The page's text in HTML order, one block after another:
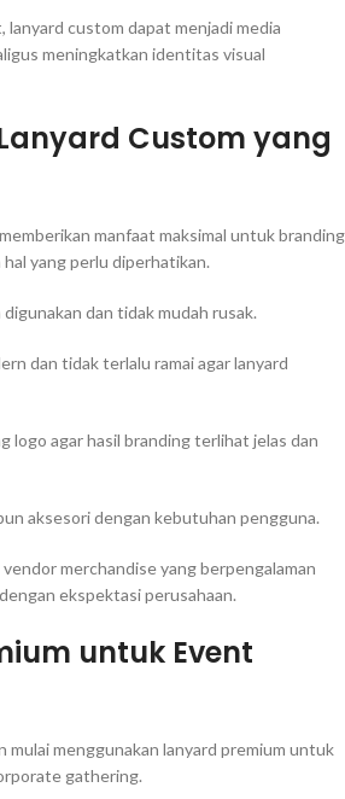
lanyard custom dapat menjadi media
meningkatkan identitas visual
Custom yang
manfaat maksimal untuk branding
yang perlu diperhatikan.
dan tidak mudah rusak.
dan tidak terlalu ramai agar lanyard
logo agar hasil branding terlihat jelas dan
aksesori dengan kebutuhan pengguna.
merchandise yang berpengalaman
ekspektasi perusahaan.
untuk Event
mulai menggunakan lanyard premium untuk
gathering.